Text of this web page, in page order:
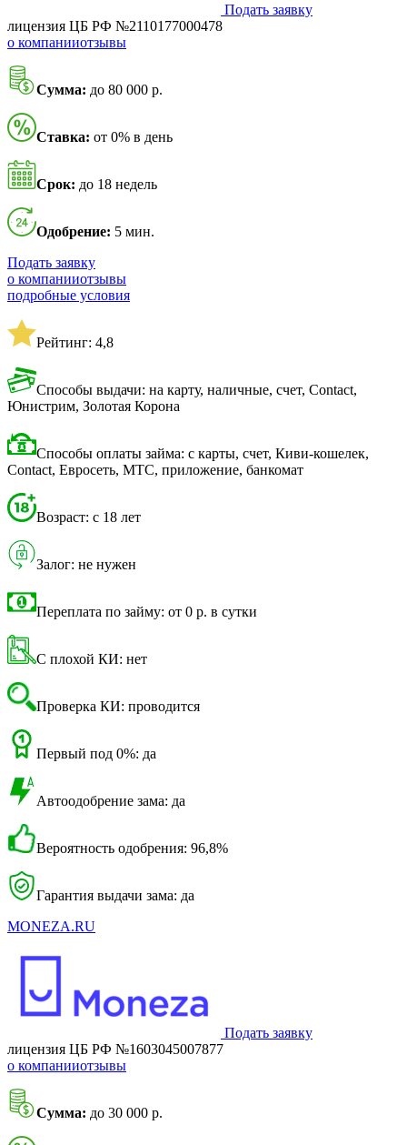
Подать заявку
лицензия ЦБ РФ №2110177000478
о компанииотзывы
Сумма: до 80 000 р.
Ставка: от 0% в день
Срок: до 18 недель
Одобрение: 5 мин.
Подать заявку
о компанииотзывы
подробные условия
Рейтинг: 4,8
Способы выдачи: на карту, наличные, счет, Contact,
Юнистрим, Золотая Корона
Способы оплаты займа: с карты, счет, Киви-кошелек,
Contact, Евросеть, МТС, приложение, банкомат
Возраст: с 18 лет
Залог: не нужен
Переплата по займу: от 0 р. в сутки
С плохой КИ: нет
Проверка КИ: проводится
Первый под 0%: да
Автоодобрение зама: да
Вероятность одобрения: 96,8%
Гарантия выдачи зама: да
MONEZA.RU
Подать заявку
лицензия ЦБ РФ №1603045007877
о компанииотзывы
Сумма: до 30 000 р.